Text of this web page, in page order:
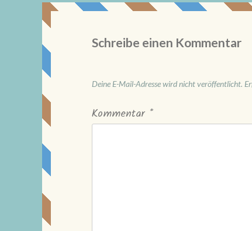
Schreibe einen Kommentar
Deine E-Mail-Adresse wird nicht veröffentlicht.
Kommentar *